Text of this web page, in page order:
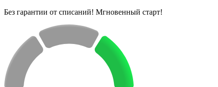
Без гарантии от списаний! Мгновенный старт!